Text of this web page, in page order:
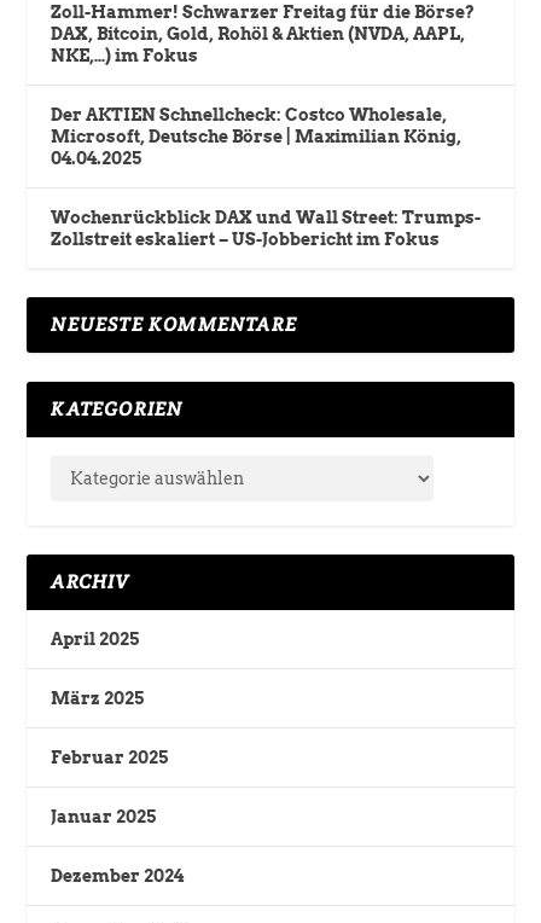
Zoll-Hammer! Schwarzer Freitag für die Börse?
DAX, Bitcoin, Gold, Rohöl & Aktien (NVDA, AAPL,
NKE,…) im Fokus
Der AKTIEN Schnellcheck: Costco Wholesale,
Microsoft, Deutsche Börse | Maximilian König,
04.04.2025
Wochenrückblick DAX und Wall Street: Trumps-
Zollstreit eskaliert – US-Jobbericht im Fokus
NEUESTE KOMMENTARE
KATEGORIEN
ARCHIV
April 2025
März 2025
Februar 2025
Januar 2025
Dezember 2024